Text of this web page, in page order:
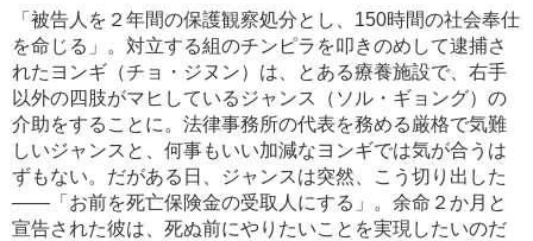
「被告人を２年間の保護観察処分とし、150時間の社会奉仕
を命じる」。対立する組のチンピラを叩きのめして逮捕さ
れたヨンギ（チョ・ジヌン）は、とある療養施設で、右手
以外の四肢がマヒしているジャンス（ソル・ギョング）の
介助をすることに。法律事務所の代表を務める厳格で気難
しいジャンスと、何事もいい加減なヨンギでは気が合うは
ずもない。だがある日、ジャンスは突然、こう切り出した
――「お前を死亡保険金の受取人にする」。余命２か月と
宣告された彼は、死ぬ前にやりたいことを実現したいのだ